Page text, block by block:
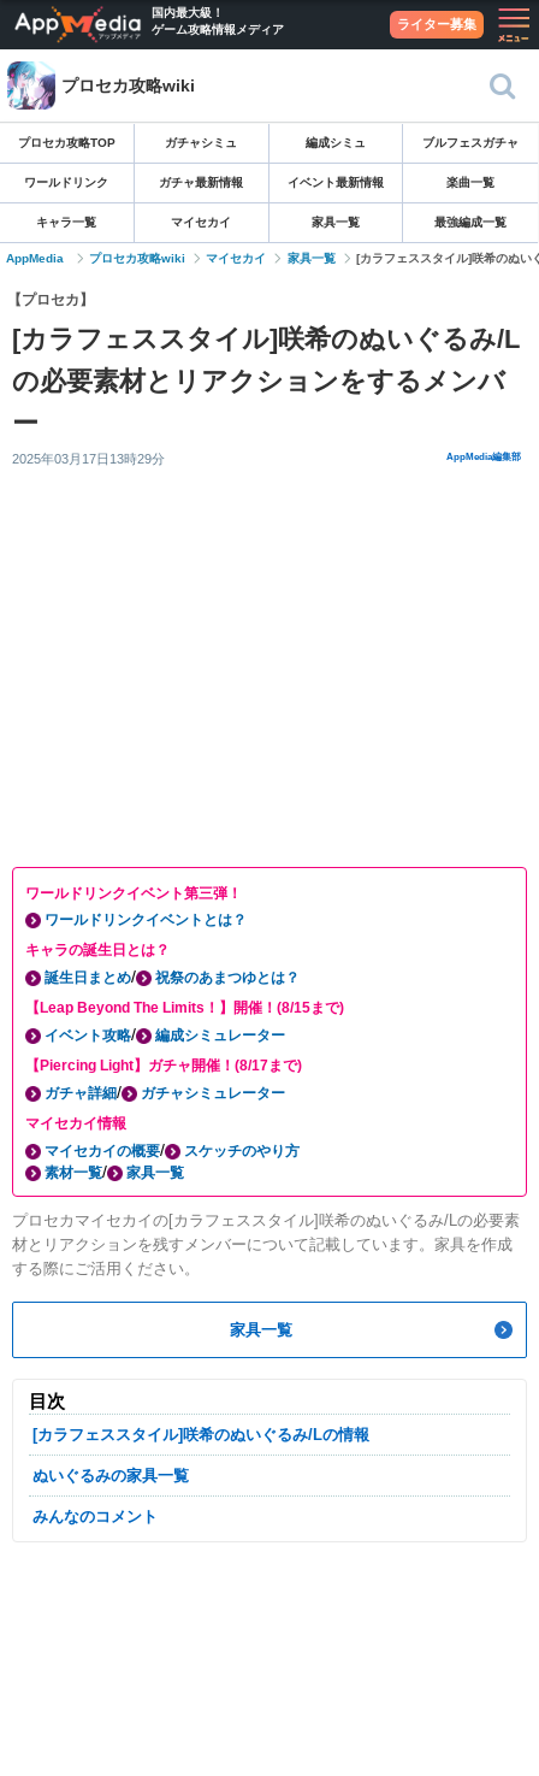
国内最大級！
ゲーム攻略情報メディア
ライター募集
プロセカ攻略wiki
プロセカ攻略TOP ガチャシミュ 編成シミュ ブルフェスガチャ
ワールドリンク ガチャ最新情報 イベント最新情報 楽曲一覧
キャラ一覧 マイセカイ 家具一覧 最強編成一覧
AppMedia プロセカ攻略wiki マイセカイ 家具一覧 [カラフェススタイル]咲希のぬい
【プロセカ】
[カラフェススタイル]咲希のぬいぐるみ/L
の必要素材とリアクションをするメンバ
ー
2025年03月17日13時29分 AppMedia編集部
ワールドリンクイベント第三弾！
ワールドリンクイベントとは？
キャラの誕生日とは？
誕生日まとめ/
祝祭のあまつゆとは？
【Leap Beyond The Limits！】開催！(8/15まで)
イベント攻略/
編成シミュレーター
【Piercing Light】ガチャ開催！(8/17まで)
ガチャ詳細/
ガチャシミュレーター
マイセカイ情報
マイセカイの概要/
スケッチのやり方
素材一覧/ 家具一覧
プロセカマイセカイの[カラフェススタイル]咲希のぬいぐるみ/Lの必要素
材とリアクションを残すメンバーについて記載しています。家具を作成
する際にご活用ください。
家具一覧
目次
[カラフェススタイル]咲希のぬいぐるみ/Lの情報
ぬいぐるみの家具一覧
みんなのコメント